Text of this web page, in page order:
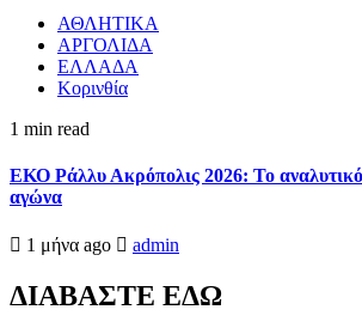
ΑΘΛΗΤΙΚΑ
ΑΡΓΟΛΙΔΑ
ΕΛΛΑΔΑ
Κορινθία
1 min read
ΕΚΟ Ράλλυ Ακρόπολις 2026: Το
αγώνα
1 μήνα ago admin
ΔΙΑΒΑΣΤΕ ΕΔΩ